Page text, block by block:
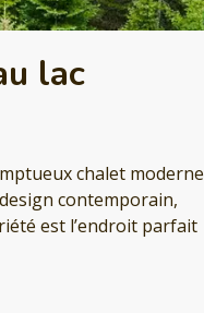
lac
chalet moderne
contemporain,
est l’endroit parfait